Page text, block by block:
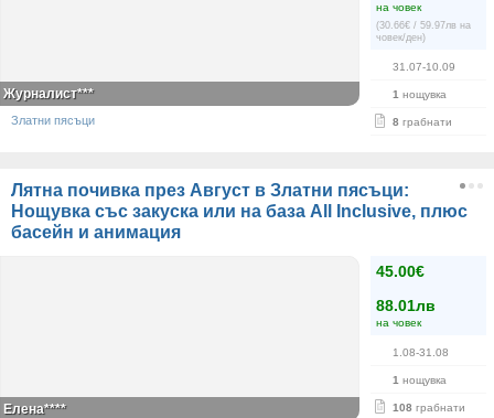
на човек
(30.66€ / 59.97лв на
човек/ден)
31.07-10.09
1 нощувка
8 грабнати
Журналист***
Златни пясъци
Лятна почивка през Август в Златни пясъци:
Нощувка със закуска или на база All Inclusive, плюс
басейн и анимация
45.00€
88.01лв
на човек
1.08-31.08
1 нощувка
108 грабнати
Елена****